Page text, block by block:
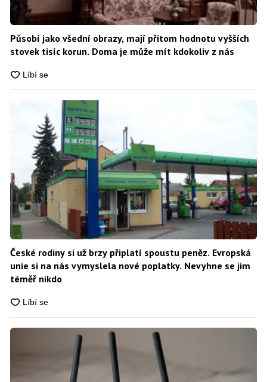
Působí jako všední obrazy, mají přitom hodnotu vyšších
stovek tisíc korun. Doma je může mít kdokoliv z nás
České rodiny si už brzy připlatí spoustu peněz. Evropská
unie si na nás vymyslela nové poplatky. Nevyhne se jim
téměř nikdo